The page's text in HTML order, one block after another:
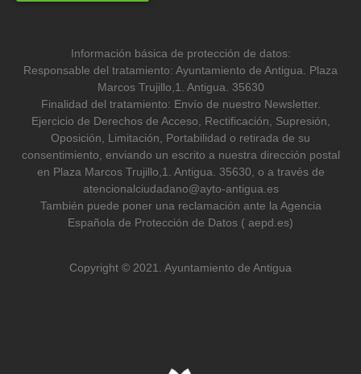
Información básica de protección de datos:
Responsable del tratamiento: Ayuntamiento de Antigua. Plaza
Marcos Trujillo,1. Antigua. 35630
Finalidad del tratamiento: Envío de nuestro Newsletter.
Ejercicio de Derechos de Acceso, Rectificación, Supresión,
Oposición, Limitación, Portabilidad o retirada de su
consentimiento, enviando un escrito a nuestra dirección postal
en Plaza Marcos Trujillo,1. Antigua. 35630, o a través de
atencionalciudadano@ayto-antigua.es
También puede poner una reclamación ante la Agencia
Española de Protección de Datos ( aepd.es)
Copyright © 2021. Ayuntamiento de Antigua